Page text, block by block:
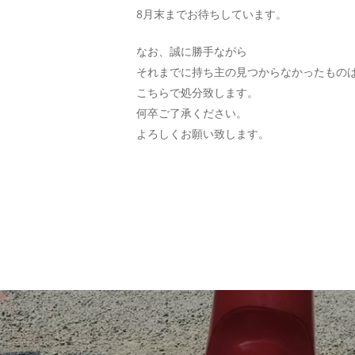
8月末までお待ちしています。
なお、誠に勝手ながら
それまでに持ち主の見つからなかったもの
こちらで処分致します。
何卒ご了承ください。
よろしくお願い致します。